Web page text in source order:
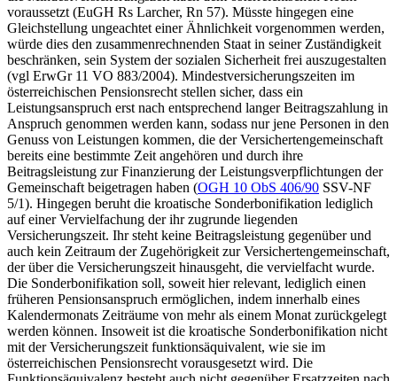
voraussetzt (EuGH Rs Larcher, Rn 57). Müsste hingegen eine
Gleichstellung ungeachtet einer Ähnlichkeit vorgenommen werden,
würde dies den zusammenrechnenden Staat in seiner Zuständigkeit
beschränken, sein System der sozialen Sicherheit frei auszugestalten
(vgl ErwGr 11 VO 883/2004). Mindestversicherungszeiten im
österreichischen Pensionsrecht stellen sicher, dass ein
Leistungsanspruch erst nach entsprechend langer Beitragszahlung in
Anspruch genommen werden kann, sodass nur jene Personen in den
Genuss von Leistungen kommen, die der Versichertengemeinschaft
bereits eine bestimmte Zeit angehören und durch ihre
Beitragsleistung zur Finanzierung der Leistungsverpflichtungen der
Gemeinschaft beigetragen haben (OGH 10 ObS 406/90 SSV-NF
5/1). Hingegen beruht die kroatische Sonderbonifikation lediglich
auf einer Vervielfachung der ihr zugrunde liegenden
Versicherungszeit. Ihr steht keine Beitragsleistung gegenüber und
auch kein Zeitraum der Zugehörigkeit zur Versichertengemeinschaft,
der über die Versicherungszeit hinausgeht, die vervielfacht wurde.
Die Sonderbonifikation soll, soweit hier relevant, lediglich einen
früheren Pensionsanspruch ermöglichen, indem innerhalb eines
Kalendermonats Zeiträume von mehr als einem Monat zurückgelegt
werden können. Insoweit ist die kroatische Sonderbonifikation nicht
mit der Versicherungszeit funktionsäquivalent, wie sie im
österreichischen Pensionsrecht vorausgesetzt wird. Die